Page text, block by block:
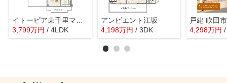
3,799万円 / 4LDK
アンビエント江坂
4,198万円 / 3DK
戸建 吹田
4,298万円